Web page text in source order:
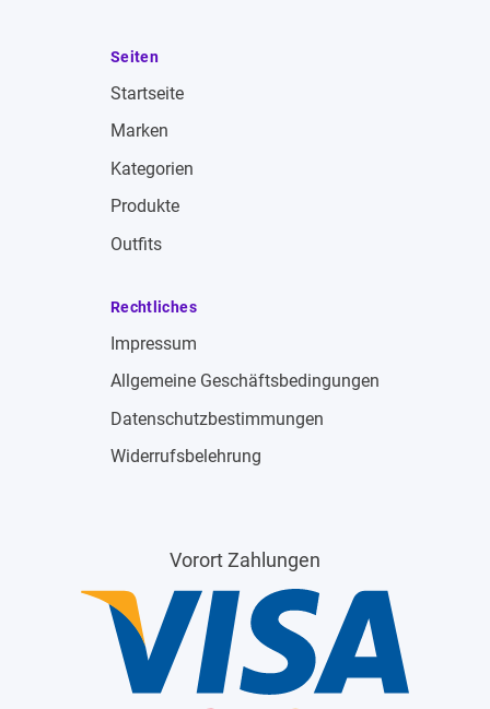
Seiten
Startseite
Marken
Kategorien
Produkte
Outfits
Rechtliches
Impressum
Allgemeine Geschäftsbedingungen
Datenschutzbestimmungen
Widerrufsbelehrung
Vorort Zahlungen